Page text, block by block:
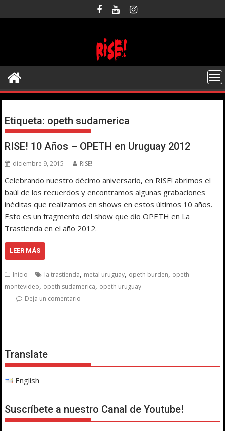
al
Etiqueta: opeth sudamerica
RISE! 10 Años – OPETH en Uruguay 2012
diciembre 9, 2015 RISE!
Celebrando nuestro décimo aniversario, en RISE! abrimos el
baúl de los recuerdos y encontramos algunas grabaciones
inéditas que realizamos en shows en estos últimos 10 años.
Esto es un fragmento del show que dio OPETH en La
Trastienda en el año 2012.
LEER MÁS
Inicio la trastienda, metal uruguay, opeth burden, opeth
montevideo, opeth sudamerica, opeth uruguay
Deja un comentario
Translate
English
Suscríbete a nuestro Canal de Youtube!